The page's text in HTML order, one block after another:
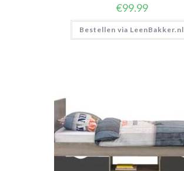
€99.99
Bestellen via LeenBakker.nl